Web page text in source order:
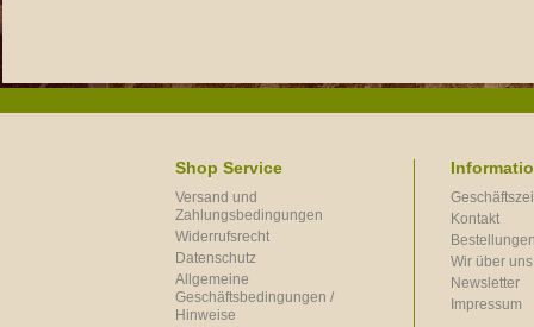
Shop Service
Versand und
Zahlungsbedingungen
Widerrufsrecht
Datenschutz
Allgemeine
Geschäftsbedingungen /
Hinweise
Kontakt
Wir über uns
Newsletter
Impressum